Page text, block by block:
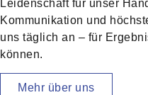
Leidenschaft für unser
Kommunikation und
uns täglich an – für
können.
Mehr über uns